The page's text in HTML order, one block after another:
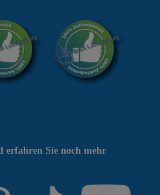
erfahren Sie noch mehr